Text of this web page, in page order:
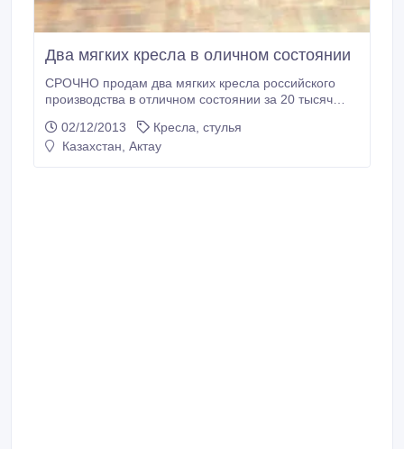
Два мягких кресла в оличном состоянии
СРОЧНО продам два мягких кресла российского
производства в отличном состоянии за 20 тысяч
02/12/2013
Кресла, стулья
Казахстан, Актау